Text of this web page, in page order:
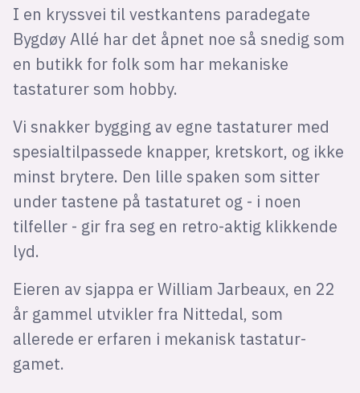
I en kryssvei til vestkantens paradegate
Bygdøy Allé har det åpnet noe så snedig som
en butikk for folk som har mekaniske
tastaturer som hobby.
Vi snakker bygging av egne tastaturer med
spesialtilpassede knapper, kretskort, og ikke
minst brytere. Den lille spaken som sitter
under tastene på tastaturet og - i noen
tilfeller - gir fra seg en retro-aktig klikkende
lyd.
Eieren av sjappa er William Jarbeaux, en 22
år gammel utvikler fra Nittedal, som
allerede er erfaren i mekanisk tastatur-
gamet.